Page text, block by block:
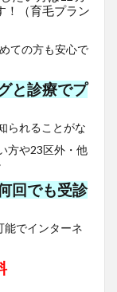
！（育毛プラン
ての方も安心で
と診療でプ
られることがな
方や23区外・他
回でも受診
能でインターネ